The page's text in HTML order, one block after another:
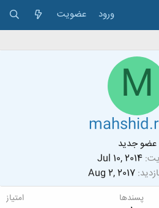
ورود عضویت
M
عضو جدید
Jul 10, 2014
Aug 2, 2017
پسندها امتیاز